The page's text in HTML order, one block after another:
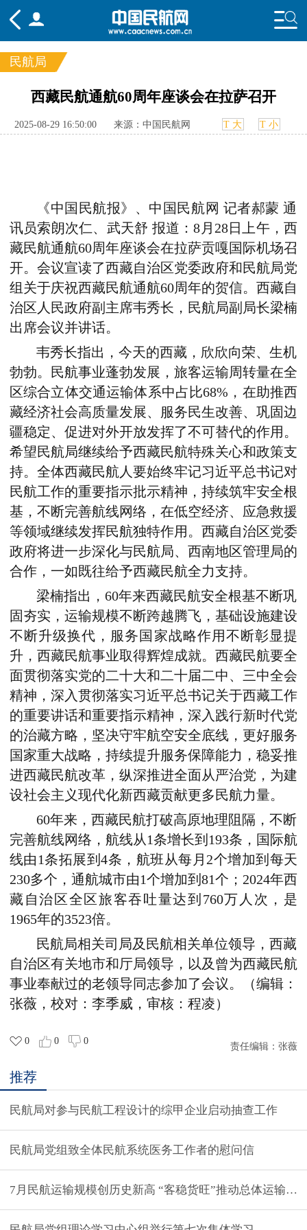
频道
国内 国际
行业
民航局
西藏民航通航60周年座谈会在拉萨召开
2025-08-29 16:50:00 来源：中国民航网 T 大 T 小
《中国民航报》、中国民航网 记者郝蒙 通
讯员索朗次仁、武天舒 报道：8月28日上午，西
藏民航通航60周年座谈会在拉萨贡嘎国际机场召
开。会议宣读了西藏自治区党委政府和民航局党
组关于庆祝西藏民航通航60周年的贺信。西藏自
治区人民政府副主席韦秀长，民航局副局长梁楠
出席会议并讲话。
韦秀长指出，今天的西藏，欣欣向荣、生机
勃勃。民航事业蓬勃发展，旅客运输周转量在全
区综合立体交通运输体系中占比68%，在助推西
藏经济社会高质量发展、服务民生改善、巩固边
疆稳定、促进对外开放发挥了不可替代的作用。
希望民航局继续给予西藏民航特殊关心和政策支
持。全体西藏民航人要始终牢记习近平总书记对
民航工作的重要指示批示精神，持续筑牢安全根
基，不断完善航线网络，在低空经济、应急救援
等领域继续发挥民航独特作用。西藏自治区党委
政府将进一步深化与民航局、西南地区管理局的
合作，一如既往给予西藏民航全力支持。
梁楠指出，60年来西藏民航安全根基不断巩
固夯实，运输规模不断跨越腾飞，基础设施建设
不断升级换代，服务国家战略作用不断彰显提
升，西藏民航事业取得辉煌成就。西藏民航要全
面贯彻落实党的二十大和二十届二中、三中全会
精神，深入贯彻落实习近平总书记关于西藏工作
的重要讲话和重要指示精神，深入践行新时代党
的治藏方略，坚决守牢航空安全底线，更好服务
国家重大战略，持续提升服务保障能力，稳妥推
进西藏民航改革，纵深推进全面从严治党，为建
设社会主义现代化新西藏贡献更多民航力量。
60年来，西藏民航打破高原地理阻隔，不断
完善航线网络，航线从1条增长到193条，国际航
线由1条拓展到4条，航班从每月2个增加到每天
230多个，通航城市由1个增加到81个；2024年西
藏自治区全区旅客吞吐量达到760万人次，是
1965年的3523倍。
民航局相关司局及民航相关单位领导，西藏
自治区有关地市和厅局领导，以及曾为西藏民航
事业奉献过的老领导同志参加了会议。（编辑：
张薇，校对：李季威，审核：程凌）
0 0 0
责任编辑： 张薇
推荐
民航局对参与民航工程设计的综甲企业启动抽查工作
民航局党组致全体民航系统医务工作者的慰问信
7月民航运输规模创历史新高 “客稳货旺”推动总体运